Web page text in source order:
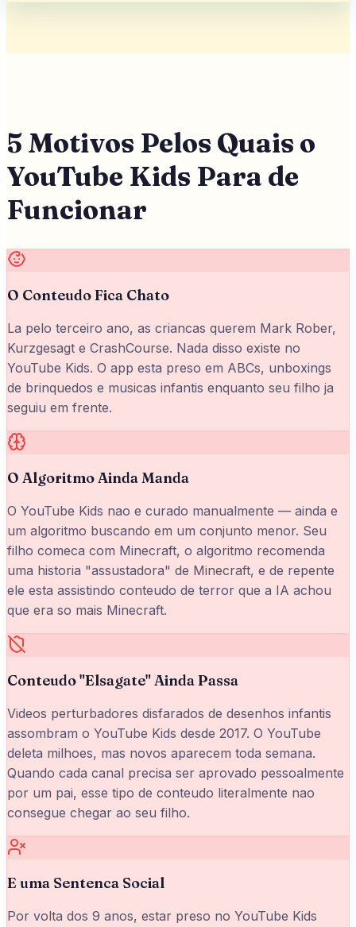
5 Motivos Pelos Quais o
YouTube Kids Para de
Funcionar
O Conteudo Fica Chato
La pelo terceiro ano, as criancas querem Mark Rober,
Kurzgesagt e CrashCourse. Nada disso existe no
YouTube Kids. O app esta preso em ABCs, unboxings
de brinquedos e musicas infantis enquanto seu filho ja
seguiu em frente.
O Algoritmo Ainda Manda
O YouTube Kids nao e curado manualmente — ainda e
um algoritmo buscando em um conjunto menor. Seu
filho comeca com Minecraft, o algoritmo recomenda
uma historia "assustadora" de Minecraft, e de repente
ele esta assistindo conteudo de terror que a IA achou
que era so mais Minecraft.
Conteudo "Elsagate" Ainda Passa
Videos perturbadores disfarados de desenhos infantis
assombram o YouTube Kids desde 2017. O YouTube
deleta milhoes, mas novos aparecem toda semana.
Quando cada canal precisa ser aprovado pessoalmente
por um pai, esse tipo de conteudo literalmente nao
consegue chegar ao seu filho.
E uma Sentenca Social
Por volta dos 9 anos, estar preso no YouTube Kids